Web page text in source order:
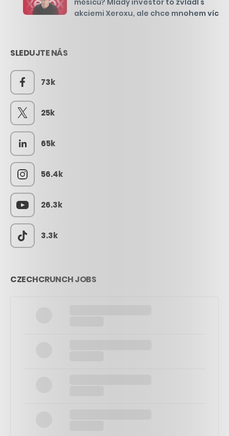
měsíců? Mladý investor to zvládl s
akciemi Xeroxu, ale chce mnohem víc
SLEDUJTE NÁS
73k
25k
65k
56.4k
26.3k
3.3k
CZECHCRUNCH JOBS